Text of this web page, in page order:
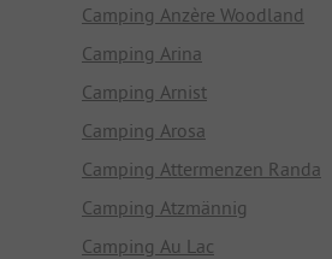
Camping Anzère Woodland
Camping Arina
Camping Arnist
Camping Arosa
Camping Attermenzen Randa
Camping Atzmännig
Camping Au Lac